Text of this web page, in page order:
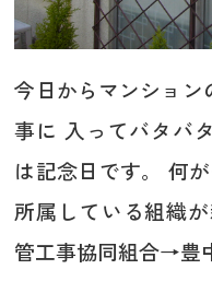
今日からマンショ
事に 入ってバタバ
は記念日です。 何
所属している組織
管工事協同組合→豊